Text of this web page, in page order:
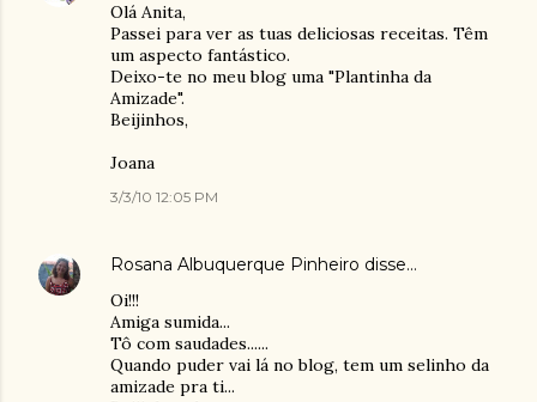
Olá Anita,
Passei para ver as tuas deliciosas receitas. Têm
um aspecto fantástico.
Deixo-te no meu blog uma "Plantinha da
Amizade".
Beijinhos,
Joana
3/3/10 12:05 PM
Rosana Albuquerque Pinheiro disse…
Oi!!!
Amiga sumida...
Tô com saudades......
Quando puder vai lá no blog, tem um selinho da
amizade pra ti...